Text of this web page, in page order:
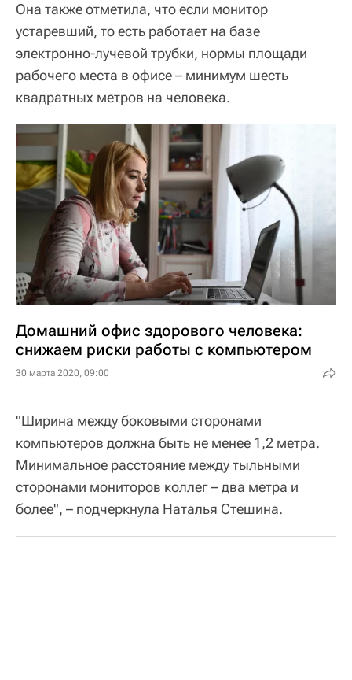
Она также отметила, что если монитор
устаревший, то есть работает на базе
электронно-лучевой трубки, нормы площади
рабочего места в офисе – минимум шесть
квадратных метров на человека.
Домашний офис здорового человека:
снижаем риски работы с компьютером
30 марта 2020, 09:00
"Ширина между боковыми сторонами
компьютеров должна быть не менее 1,2 метра.
Минимальное расстояние между тыльными
сторонами мониторов коллег – два метра и
более", – подчеркнула Наталья Стешина.